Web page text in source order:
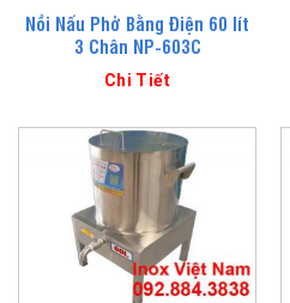
Nồi Nấu Phở Bằng Điện 60 lít
3 Chân NP-603C
Chi Tiết